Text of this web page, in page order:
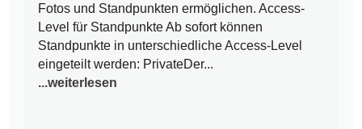
Fotos und Standpunkten ermöglichen. Access-
Level für Standpunkte Ab sofort können
Standpunkte in unterschiedliche Access-Level
eingeteilt werden: PrivateDer...
...weiterlesen